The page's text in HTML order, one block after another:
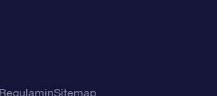
RegulaminSitemap